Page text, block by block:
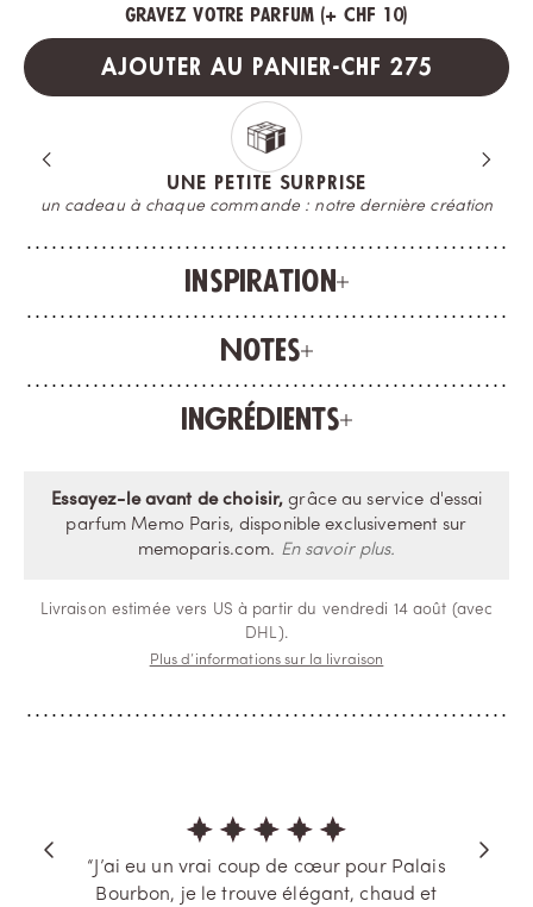
Gravez votre parfum (+ CHF 10)
AJOUTER AU PANIER-PRIX
CHF 275
UNE PETITE SURPRISE
un cadeau à chaque commande : notre dernière création
Inspiration
Notes
Ingrédients
Essayez-le avant de choisir, grâce au service d'essai
parfum Memo Paris, disponible exclusivement sur
memoparis.com. En savoir plus.
Livraison estimée vers US à partir du vendredi 14 août (avec
DHL).
Plus d’informations sur la livraison
“J’ai eu un vrai coup de cœur pour Palais
Bourbon, je le trouve élégant, chaud et